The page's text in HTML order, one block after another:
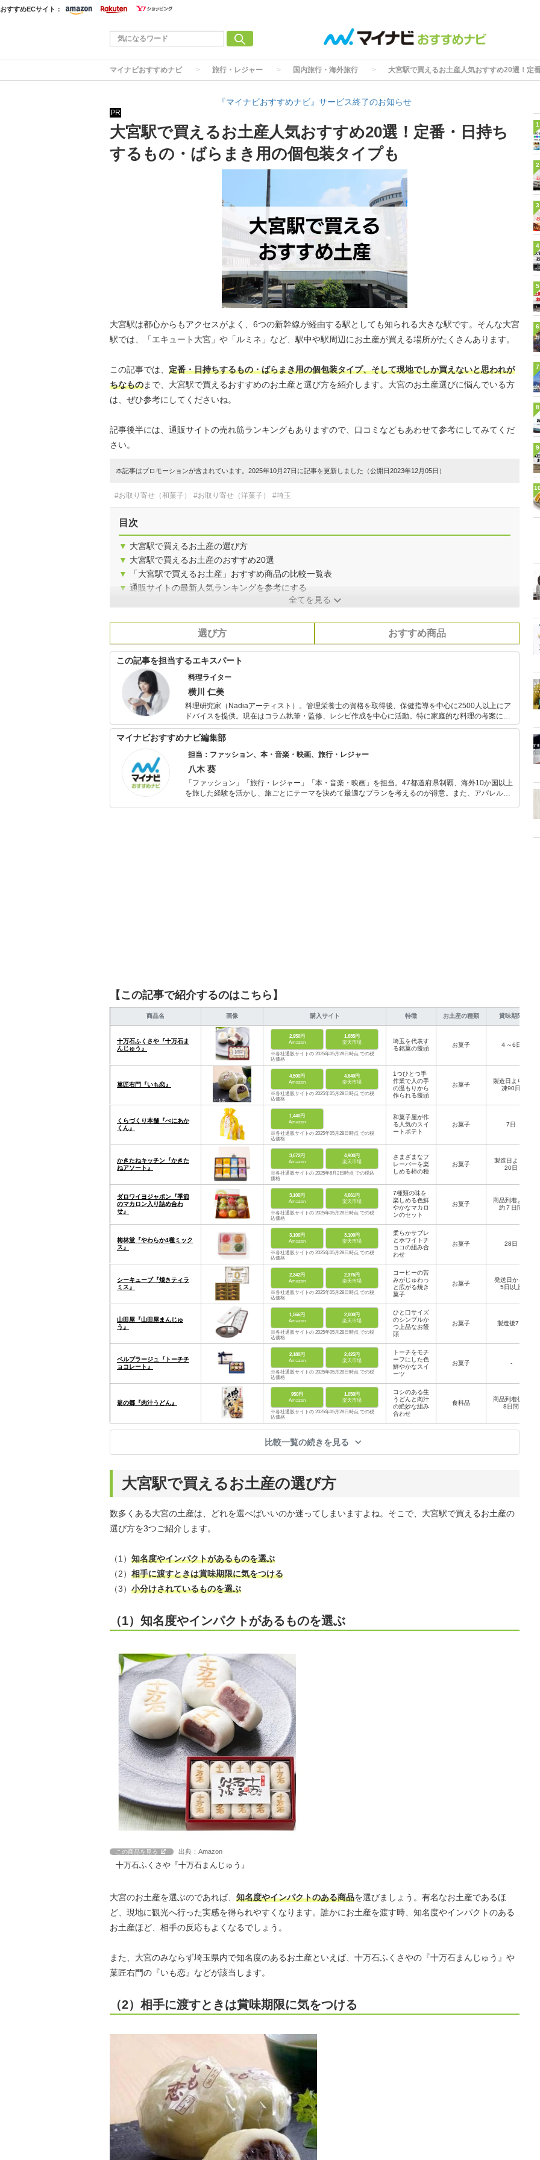
おすすめECサイト：
マイナビおすすめナビ 旅行・レジャー 国内旅行・海外旅行 大宮駅で買えるお土産人気おすすめ20選！定
『マイナビおすすめナビ』サービス終了のお知らせ
PR
大宮駅で買えるお土産人気おすすめ20選！定番・日持ち
するもの・ばらまき用の個包装タイプも
大宮駅は都心からもアクセスがよく、6つの新幹線が経由する駅としても知られる大きな駅です。そんな大宮
駅では、「エキュート大宮」や「ルミネ」など、駅中や駅周辺にお土産が買える場所がたくさんあります。
この記事では、 定番・日持ちするもの・ばらまき用の個包装タイプ、そして現地でしか買えないと思われが
ちなものまで、大宮駅で買えるおすすめのお土産と選び方を紹介します。大宮のお土産選びに悩んでいる方
は、ぜひ参考にしてくださいね。
記事後半には、通販サイトの売れ筋ランキングもありますので、口コミなどもあわせて参考にしてみてくだ
さい。
本記事はプロモーションが含まれています。2025年10月27日に記事を更新しました（公開日2023年12月05日）
#お取り寄せ（和菓子） #お取り寄せ（洋菓子） #埼玉
目次
▼ 大宮駅で買えるお土産の選び方
▼ 大宮駅で買えるお土産のおすすめ20選
▼
「大宮駅で買えるお土産」おすすめ商品の比較一覧表
▼ 通販サイトの最新人気ランキングを参考にする
全てを見る
選び方 おすすめ商品
この記事を担当するエキスパート
料理ライター
横川 仁美
料理研究家（Nadiaアーティスト）。管理栄養士の資格を取得後、保健指導を中心に2500人以上にア
ドバイスを提供。現在はコラム執筆・監修、レシピ作成を中心に活動。特に家庭的な料理の考案に力
を入れ、企業のブランドイメージやコンセプトに沿った料理を提案し、消費者に商品の価値を伝える
役割を果たしている。
マイナビおすすめナビ編集部
担当：ファッション、本・音楽・映画、旅行・レジャー
八木 葵
「ファッション」「旅行・レジャー」「本・音楽・映画」を担当。47都道府県制覇、海外10か国以上
を旅した経験を活かし、旅ごとにテーマを決めて最適なプランを考えるのが得意。また、アパレルシ
【この記事で紹介するのはこちら】
商品名 画像 購入サイト 特徴 お土産の種類 賞味期限
十万石ふくさや『十万石ま
んじゅう』
2,950円
Amazon
1,685円
楽天市場
※各社通販サイトの 2025年05月28日時点 での税
込価格
埼玉を代表す
る銘菓の饅頭
お菓子 ４～6日
菓匠右門『いも恋』
4,500円
Amazon
4,640円
楽天市場
※各社通販サイトの 2025年05月28日時点 での税
込価格
1つひとつ手
作業で人の手
の温もりから
作られる饅頭
お菓子
製造日より冷
凍90日
くらづくり本舗『べにあか
くん』
1,440円
Amazon
※各社通販サイトの 2025年05月28日時点 での税
込価格
和菓子屋が作
る人気のスイ
ートポテト
お菓子 7日
かきたねキッチン『かきた
ねアソート』
3,672円
Amazon
4,900円
楽天市場
※各社通販サイトの 2025年6月2日時点 での税込
価格
さまざまなフ
レーバーを楽
しめる柿の種
お菓子
製造日より1
20日
ダロワイヨジャポン『季節
のマカロン入り詰め合わ
せ』
3,100円
Amazon
4,661円
楽天市場
※各社通販サイトの 2025年05月28日時点 での税
込価格
7種類の味を
楽しめる色鮮
やかなマカロ
ンのセット
お菓子
商品到着より
約７日間
梅林堂『やわらか4種ミック
ス』
3,100円
Amazon
3,100円
楽天市場
※各社通販サイトの 2025年05月28日時点 での税
込価格
柔らかサブレ
とホワイトチ
ョコの組み合
わせ
お菓子 28日
シーキューブ『焼きティラ
ミス』
2,342円
Amazon
2,376円
楽天市場
※各社通販サイトの 2025年05月28日時点 での税
込価格
コーヒーの苦
みがじゅわっ
と広がる焼き
菓子
お菓子
発送日から3
5日以上
山田屋『山田屋まんじゅ
う』
1,566円
Amazon
2,000円
楽天市場
※各社通販サイトの 2025年05月28日時点 での税
込価格
ひと口サイズ
のシンプルか
つ上品なお饅
頭
お菓子 製造後7日
ベルプラージュ『トーチチ
ョコレート』
2,180円
Amazon
2,425円
楽天市場
※各社通販サイトの 2025年05月28日時点 での税
込価格
トーチをモチ
ーフにした色
鮮やかなスイ
ーツ
お菓子 -
翁の郷『肉汁うどん』
950円
Amazon
1,050円
楽天市場
※各社通販サイトの 2025年05月28日時点 での税
込価格
コシのある生
うどんと肉汁
の絶妙な組み
合わせ
食料品
商品到着後約
8日間
比較一覧の続きを見る
大宮駅で買えるお土産の選び方
数多くある大宮の土産は、どれを選べばいいのか迷ってしまいますよね。そこで、大宮駅で買えるお土産の
選び方を3つご紹介します。
（1） 知名度やインパクトがあるものを選ぶ
（2） 相手に渡すときは賞味期限に気をつける
（3） 小分けされているものを選ぶ
（1）知名度やインパクトがあるものを選ぶ
この商品を見る 出典：Amazon
十万石ふくさや『十万石まんじゅう』
大宮のお土産を選ぶのであれば、 知名度やインパクトのある商品を選びましょう。有名なお土産であるほ
ど、現地に観光へ行った実感を得られやすくなります。誰かにお土産を渡す時、知名度やインパクトのある
お土産ほど、相手の反応もよくなるでしょう。
また、大宮のみならず埼玉県内で知名度のあるお土産といえば、十万石ふくさやの『十万石まんじゅう』や
菓匠右門の『いも恋』などが該当します。
（2）相手に渡すときは賞味期限に気をつける
1
2
3
4
5
6
7
8
9